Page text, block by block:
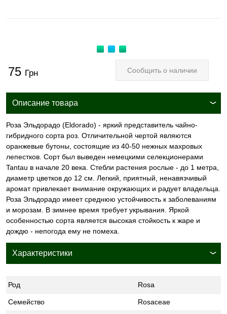
75 Грн Сообщить о наличии
Описание товара
Роза Эльдорадо (Eldorado) - яркий представитель чайно-
гибридного сорта роз. Отличительной чертой являются
оранжевые бутоны, состоящие из 40-50 нежных махровых
лепестков. Сорт был выведен немецкими селекционерами
Tantau в начале 20 века. Стебли растения рослые - до 1 метра,
диаметр цветков до 12 см. Легкий, приятный, ненавязчивый
аромат привлекает внимание окружающих и радует владельца.
Роза Эльдорадо имеет среднюю устойчивость к заболеваниям
и морозам. В зимнее время требует укрывания. Яркой
особенностью сорта является высокая стойкость к жаре и
дождю - непогода ему не помеха.
Характеристики
Род Rosa
Семейство Rosaceae